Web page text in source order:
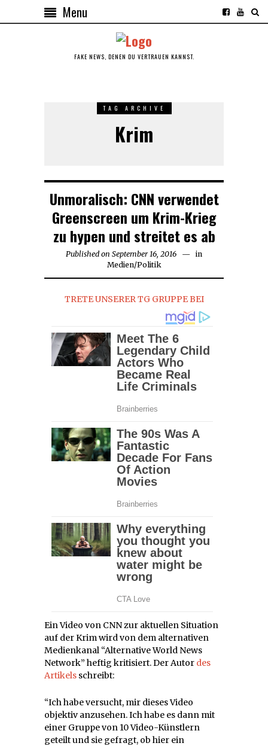
Menu
FAKE NEWS, DENEN DU VERTRAUEN KANNST.
TAG ARCHIVE
Krim
Unmoralisch: CNN verwendet
Greenscreen um Krim-Krieg
zu hypen und streitet es ab
Published on September 16, 2016 September
in
Medien/Politik
TRETE UNSERER TG GRUPPE BEI
Ein Video von CNN zur aktuellen Situation
auf der Krim wird von dem alternativen
Medienkanal “Alternative World News
Network” heftig kritisiert. Der Autor des
Artikels schreibt:
“Ich habe versucht, mir dieses Video
objektiv anzusehen. Ich habe es dann mit
einer Gruppe von 10 Video-Künstlern
geteilt und sie gefragt, ob hier ein